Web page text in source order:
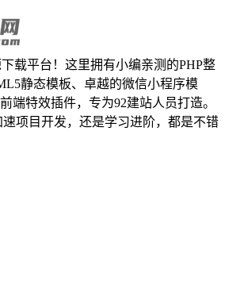
载平台！这里拥有小编亲测的PHP整
静态模板、卓越的微信小程序模
端特效插件，专为92建站人员打造。
项目开发，还是学习进阶，都是不错